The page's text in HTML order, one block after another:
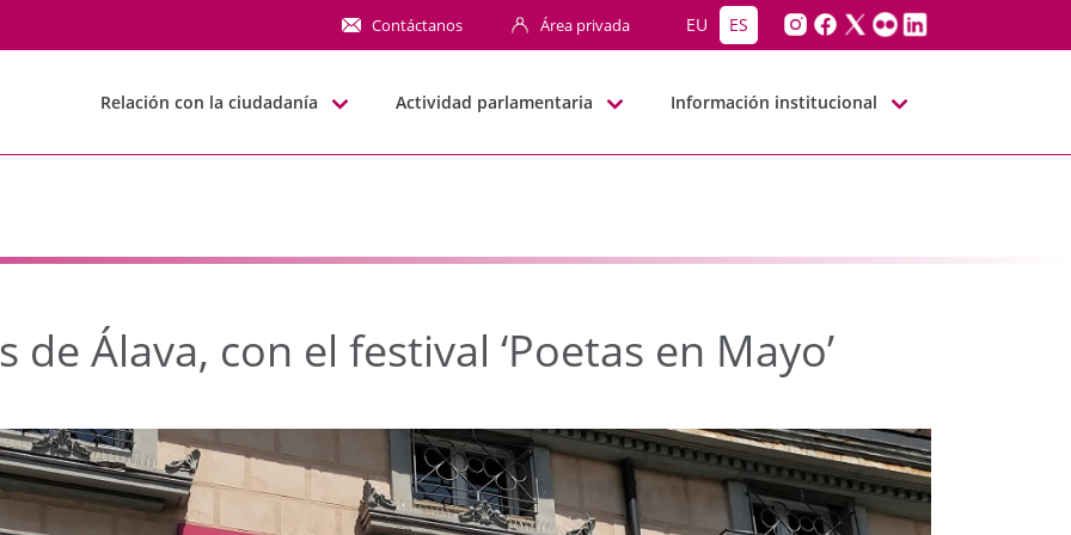
Álava, con el festival ‘Poetas en Mayo’ -
Contáctanos Área privada EU ES
Relación con la ciudadanía Actividad parlamentaria Información institucional
de Álava, con el festival ‘Poetas en Mayo’